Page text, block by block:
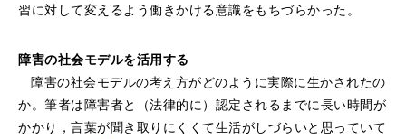
習に対して変えるよう働きかける意識をもちづらかった。
障害の社会モデルを活用する
障害の社会モデルの考え方がどのように実際に生かされたの
か。筆者は障害者と（法律的に）認定されるまでに長い時間が
かかり，言葉が聞き取りにくくて生活がしづらいと思っていて